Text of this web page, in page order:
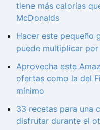
tiene más calorías
McDonalds
Hacer este pequeño
puede multiplicar
Aprovecha este
ofertas como la del
mínimo
33 recetas para una
disfrutar durante el